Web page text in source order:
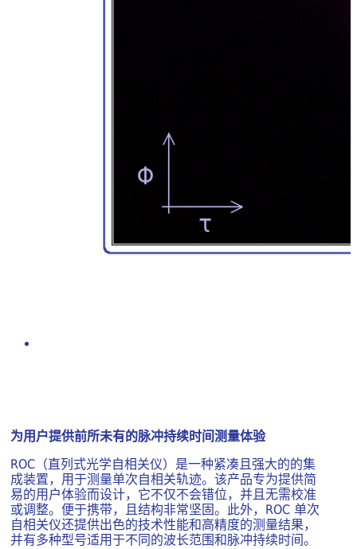
为用户提供前所未有的脉冲持续时间测量体验
ROC（直列式光学自相关仪）是一种紧凑且强大的的集
成装置，用于测量单次自相关轨迹。该产品专为提供简
易的用户体验而设计，它不仅不会错位，并且无需校准
或调整。便于携带，且结构非常坚固。此外，ROC 单次
自相关仪还提供出色的技术性能和高精度的测量结果，
并有多种型号适用于不同的波长范围和脉冲持续时间。